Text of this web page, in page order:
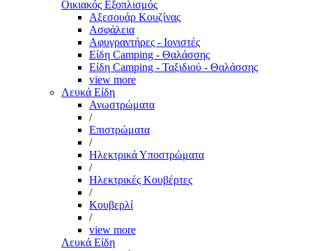
Οικιακός Εξοπλισμός
Αξεσουάρ Κουζίνας
Ασφάλεια
Αφυγραντήρες - Ιονιστές
Είδη Camping - Θαλάσσης
Είδη Camping - Ταξιδιού - Θαλάσσης
view more
Λευκά Είδη
Ανωστρώματα
/
Επιστρώματα
/
Ηλεκτρικά Υποστρώματα
/
Ηλεκτρικές Κουβέρτες
/
Κουβερλί
/
view more
Λευκά Είδη